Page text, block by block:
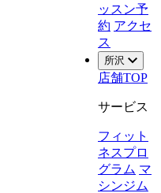
ッスン予
約 アクセ
ス
所沢
店舗TOP
サービス
フィット
ネスプロ
グラム マ
シンジム